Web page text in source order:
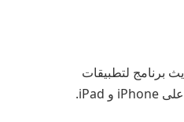
برنامج لتطبيقات